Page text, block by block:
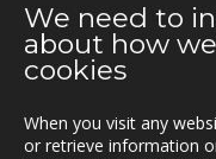
25.04.2019
Triona forbedrer
Fleetech overtas av
We need to
about how
cookies
When you visit any
or retrieve information